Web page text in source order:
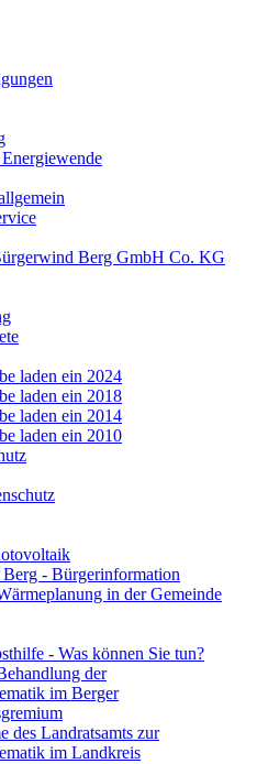
Berg GmbH Co. KG
laden ein 2024
laden ein 2018
laden ein 2014
laden ein 2010
- Bürgerinformation
in der Gemeinde
- Was können Sie tun?
der
im Berger
des Landratsamts zur
im Landkreis